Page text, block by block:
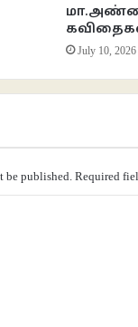
கவிதைகள்
July 10, 2026
be published. Required